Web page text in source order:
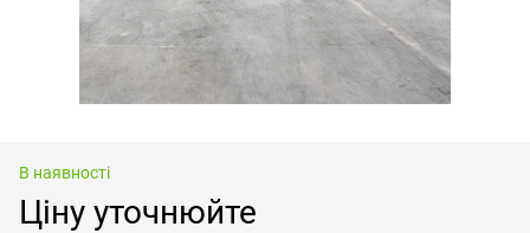
В наявності
Ціну уточнюйте